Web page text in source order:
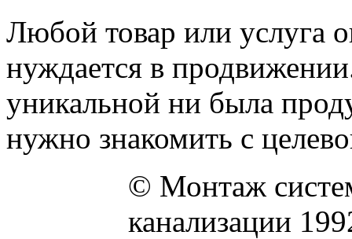
Любой товар или услуга
нуждается в
уникальной ни была
нужно знакомить с
© Монтаж
канализации